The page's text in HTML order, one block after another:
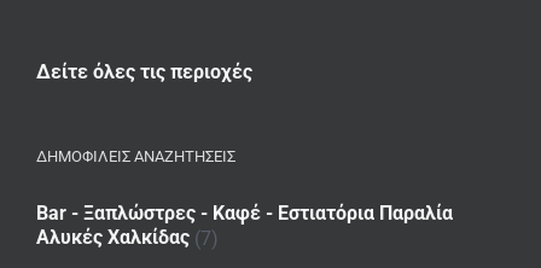
Δείτε όλες τις περιοχές
ΔΗΜΟΦΙΛΕΙΣ ΑΝΑΖΗΤΗΣΕΙΣ
Bar - Ξαπλώστρες - Καφέ - Εστιατόρια Παραλία
Αλυκές Χαλκίδας (7)